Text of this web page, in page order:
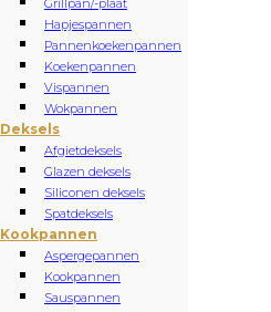
Grillpan/-plaat
Hapjespannen
Pannenkoekenpannen
Koekenpannen
Vispannen
Wokpannen
Deksels
Afgietdeksels
Glazen deksels
Siliconen deksels
Spatdeksels
Kookpannen
Aspergepannen
Kookpannen
Sauspannen